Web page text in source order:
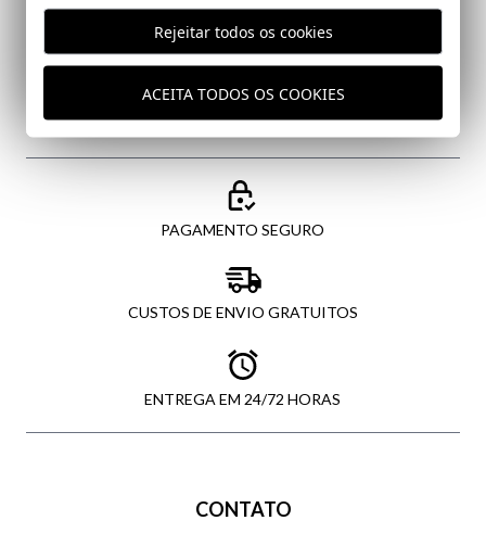
ENVIAR
PAGAMENTO SEGURO
CUSTOS DE ENVIO GRATUITOS
ENTREGA EM 24/72 HORAS
CONTATO
Rejeitar todos os cookies
ACEITA TODOS OS COOKIES